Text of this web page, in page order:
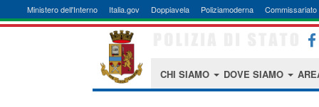
Ministero dell'Interno Italia.gov Doppiavela Poliziamoderna Commissariato
CHI SIAMO DOVE SIAMO